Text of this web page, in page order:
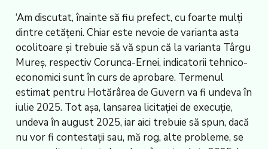
‘Am discutat, înainte să fiu prefect, cu foarte mulți
dintre cetățeni. Chiar este nevoie de varianta asta
ocolitoare și trebuie să vă spun că la varianta Târgu
Mureș, respectiv Corunca-Ernei, indicatorii tehnico-
economici sunt în curs de aprobare. Termenul
estimat pentru Hotărârea de Guvern va fi undeva în
iulie 2025. Tot așa, lansarea licitației de execuție,
undeva în august 2025, iar aici trebuie să spun, dacă
nu vor fi contestații sau, mă rog, alte probleme, se